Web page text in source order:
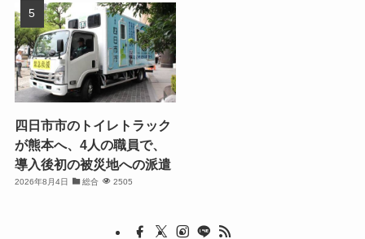
四日市市のトイレトラック
が熊本へ、4人の職員で、
導入後初の被災地への派遣
2026年8月4日 総合 2505